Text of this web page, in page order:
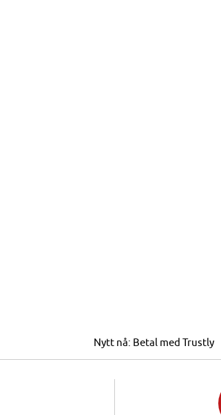
Nytt nå: Betal med Trustly